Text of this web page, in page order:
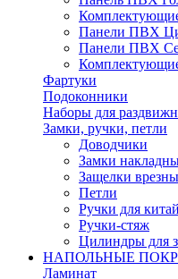
Панели ПВХ
Панели ПВХ
Фартуки
Подоконники
Наборы для
Замки, ручки, петли
Доводчики
Замки
Защелки
Петли
Ручки для
Ручки-стяж
Цилиндры для
НАПОЛЬНЫЕ
Ламинат